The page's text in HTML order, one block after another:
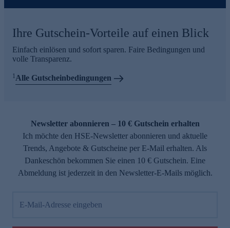
Ihre Gutschein-Vorteile auf einen Blick
Einfach einlösen und sofort sparen. Faire Bedingungen und
volle Transparenz.
1Alle Gutscheinbedingungen
Newsletter abonnieren – 10 € Gutschein erhalten
Ich möchte den HSE-Newsletter abonnieren und aktuelle
Trends, Angebote & Gutscheine per E-Mail erhalten. Als
Dankeschön bekommen Sie einen 10 € Gutschein. Eine
Abmeldung ist jederzeit in den Newsletter-E-Mails möglich.
E-Mail-Adresse eingeben